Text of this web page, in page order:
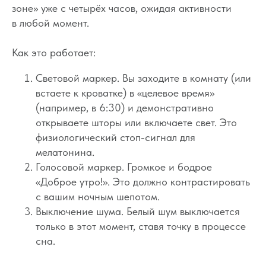
зоне» уже с четырёх часов, ожидая активности
в любой момент.
Как это работает:
Световой маркер. Вы заходите в комнату (или
встаете к кроватке) в «целевое время»
(например, в 6:30) и демонстративно
открываете шторы или включаете свет. Это
физиологический стоп-сигнал для
мелатонина.
Голосовой маркер. Громкое и бодрое
«Доброе утро!». Это должно контрастировать
с вашим ночным шепотом.
Выключение шума. Белый шум выключается
только в этот момент, ставя точку в процессе
сна.